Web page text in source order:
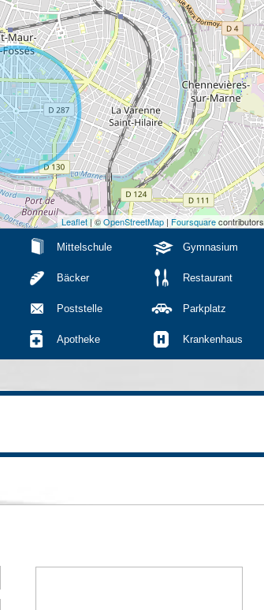
Leaflet | ©OpenStreetMap | Foursquarecontributors
Mittelschule Gymnasium
Bäcker Restaurant
Poststelle Parkplatz
Apotheke Krankenhaus